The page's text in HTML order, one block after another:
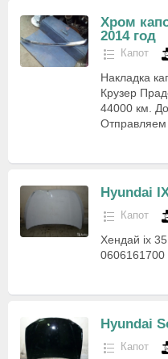
Хром
2014 год
Капот
Накладка
Крузер
44000 км.
Отправляем
Hyundai
Капот
Хендай ix
0606161700
Hyundai
Капот